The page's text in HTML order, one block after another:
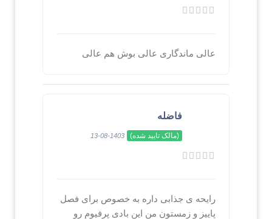
عالی ماندگاری عالی بوش هم عالی
فاضله
(مالک تایید شده) 1403-08-13
رایحه ی جذابی داره به خصوص برای فصل
پاییز و زمستون من این بادی پرفیوم رو